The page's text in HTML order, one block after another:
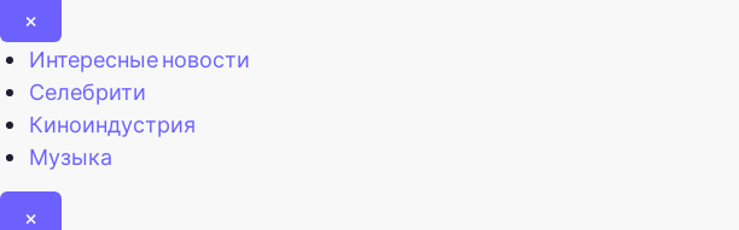
×
Закрыть
меню
Интересные новости
Селебрити
Киноиндустрия
Музыка
×